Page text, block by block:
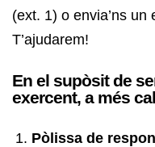
(ext. 1) o envia’ns un
T’ajudarem!
En el supòsit de
exercent, a més
Pòlissa de